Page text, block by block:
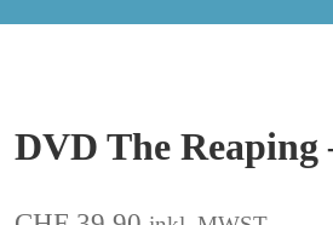
DVD The Reaping